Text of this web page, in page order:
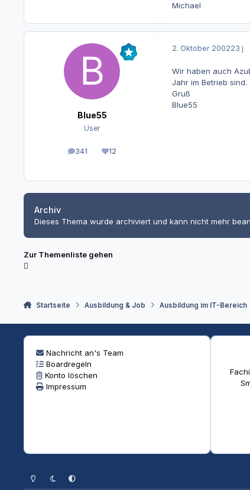
Michael
Blue55
User
341
Beiträge 12
Reputation
2. Oktober 200223 j
Wir haben auch
Jahr im Betrieb sind.
Gruß
Blue55
Archiv
Dieses Thema wurde archiviert und kann nicht mehr
Zur Themenliste gehen
Startseite Ausbildung & Job Ausbildung im IT-Bereich
Nachricht an's Team
Boardregeln
Konto löschen
Impressum
Heller ModusDunkler Modus
Systemeinstellung